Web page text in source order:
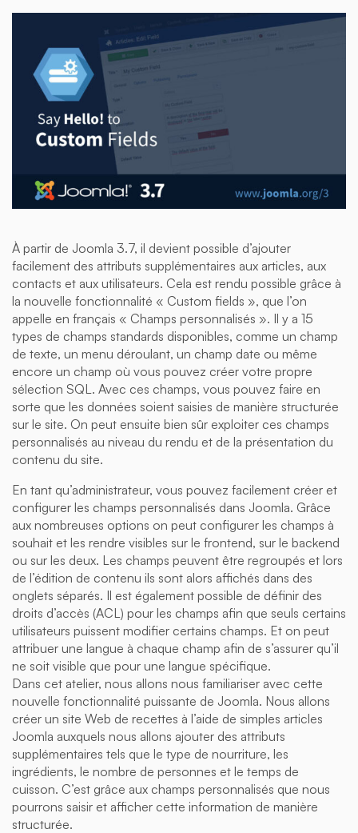
À partir de Joomla 3.7, il devient possible d’ajouter
facilement des attributs supplémentaires aux articles, aux
contacts et aux utilisateurs. Cela est rendu possible grâce à
la nouvelle fonctionnalité « Custom fields », que l’on
appelle en français « Champs personnalisés ». Il y a 15
types de champs standards disponibles, comme un champ
de texte, un menu déroulant, un champ date ou même
encore un champ où vous pouvez créer votre propre
sélection SQL. Avec ces champs, vous pouvez faire en
sorte que les données soient saisies de manière structurée
sur le site. On peut ensuite bien sûr exploiter ces champs
personnalisés au niveau du rendu et de la présentation du
contenu du site.
En tant qu’administrateur, vous pouvez facilement créer et
configurer les champs personnalisés dans Joomla. Grâce
aux nombreuses options on peut configurer les champs à
souhait et les rendre visibles sur le frontend, sur le backend
ou sur les deux. Les champs peuvent être regroupés et lors
de l’édition de contenu ils sont alors affichés dans des
onglets séparés. Il est également possible de définir des
droits d’accès (ACL) pour les champs afin que seuls certains
utilisateurs puissent modifier certains champs. Et on peut
attribuer une langue à chaque champ afin de s’assurer qu’il
ne soit visible que pour une langue spécifique.
Dans cet atelier, nous allons nous familiariser avec cette
nouvelle fonctionnalité puissante de Joomla. Nous allons
créer un site Web de recettes à l’aide de simples articles
Joomla auxquels nous allons ajouter des attributs
supplémentaires tels que le type de nourriture, les
ingrédients, le nombre de personnes et le temps de
cuisson. C’est grâce aux champs personnalisés que nous
pourrons saisir et afficher cette information de manière
structurée.